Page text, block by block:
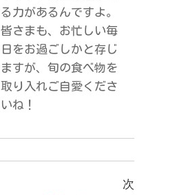
る力があるんですよ。
皆さまも、お忙しい毎
日をお過ごしかと存じ
ますが、旬の食べ物を
取り入れご自愛くださ
いね！
次